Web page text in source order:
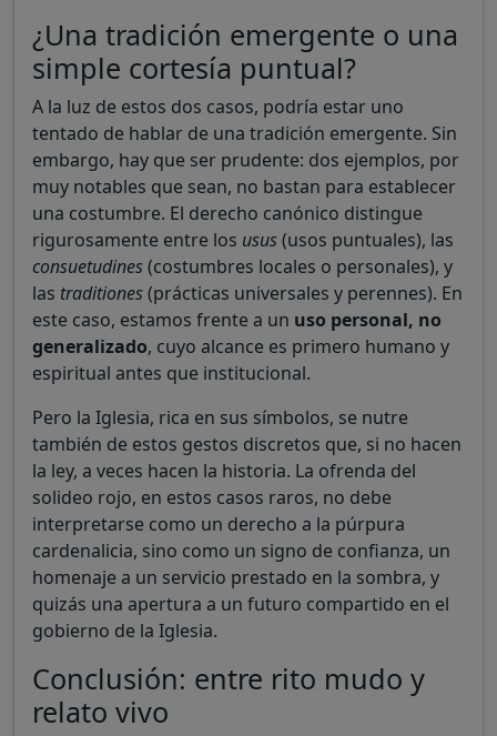
¿Una tradición emergente o una
simple cortesía puntual?
A la luz de estos dos casos, podría estar uno
tentado de hablar de una tradición emergente. Sin
embargo, hay que ser prudente: dos ejemplos, por
muy notables que sean, no bastan para establecer
una costumbre. El derecho canónico distingue
rigurosamente entre los usus(usos puntuales), las
consuetudines(costumbres locales o personales), y
las traditiones(prácticas universales y perennes). En
este caso, estamos frente a un uso personal, no
generalizado, cuyo alcance es primero humano y
espiritual antes que institucional.
Pero la Iglesia, rica en sus símbolos, se nutre
también de estos gestos discretos que, si no hacen
la ley, a veces hacen la historia. La ofrenda del
solideo rojo, en estos casos raros, no debe
interpretarse como un derecho a la púrpura
cardenalicia, sino como un signo de confianza, un
homenaje a un servicio prestado en la sombra, y
quizás una apertura a un futuro compartido en el
gobierno de la Iglesia.
Conclusión: entre rito mudo y
relato vivo